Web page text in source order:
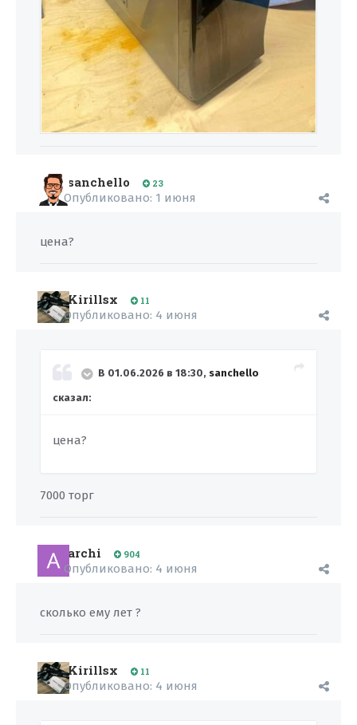
sanchello 23
Опубликовано: 1 июня
цена?
Kirillsx 11
Опубликовано: 4 июня
В 01.06.2026 в 18:30, sanchello
сказал:
цена?
7000 торг
archi 904
Опубликовано: 4 июня
сколько ему лет ?
Kirillsx 11
Опубликовано: 4 июня